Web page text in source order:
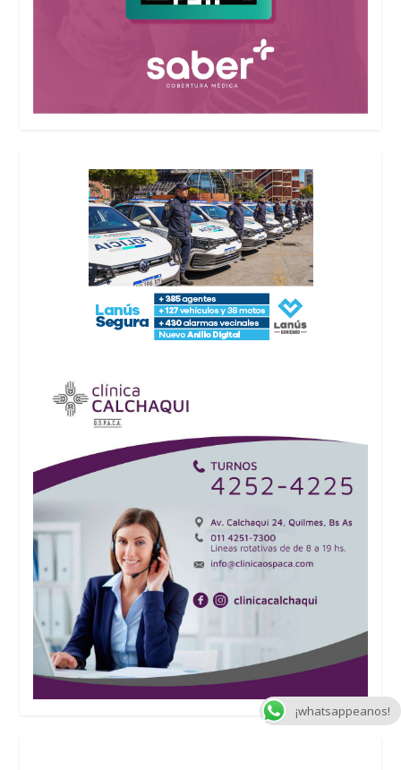
¡whatsappeanos!